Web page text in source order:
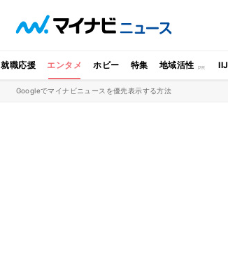
就職応援 エンタメ ホビー 特集 地域活性 IIJ
Googleでマイナビニュースを優先表示する方法